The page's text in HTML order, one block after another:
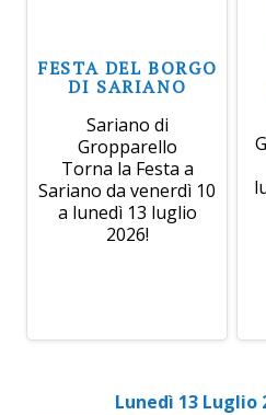
FESTA DEL BORGO
DI SARIANO
Sariano di
Gropparello
Torna la Festa a
Sariano da venerdì 10
a lunedì 13 luglio
2026!
Lunedì 13 Luglio